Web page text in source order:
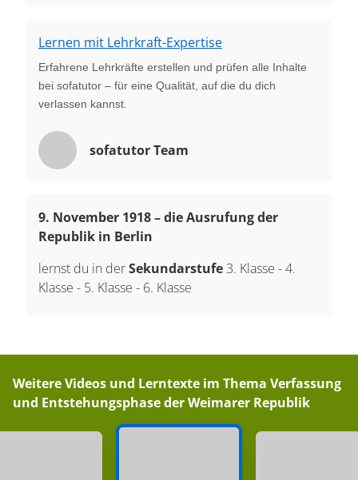
Lernen mit Lehrkraft-Expertise
Erfahrene Lehrkräfte erstellen und prüfen alle Inhalte
bei sofatutor – für eine Qualität, auf die du dich
verlassen kannst.
sofatutor Team
9. November 1918 – die Ausrufung der
Republik in Berlin
lernst du in derSekundarstufe 3. Klasse -4.
Klasse - 5. Klasse - 6. Klasse
Weitere Videos und Lerntexte im Thema Verfassung
und Entstehungsphase der Weimarer Republik